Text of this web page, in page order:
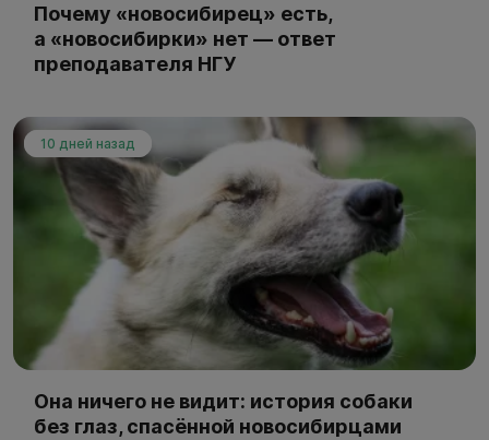
Почему «новосибирец» есть,
а «новосибирки» нет — ответ
преподавателя НГУ
10 дней назад
Она ничего не видит: история собаки
без глаз, спасённой новосибирцами